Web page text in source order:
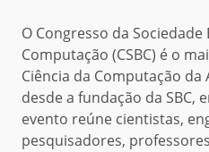
O Congresso da
Computação (CSBC) é o
Ciência da Computação da
desde a fundação da SBC,
evento reúne cientistas,
pesquisadores,